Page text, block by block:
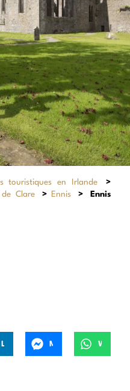
touristiques en Irlande
>
Clare > Ennis >
Ennis